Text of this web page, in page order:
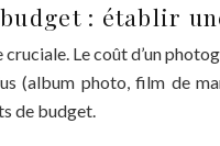
: établir
Le coût d’un
(album photo, film de
de budget.